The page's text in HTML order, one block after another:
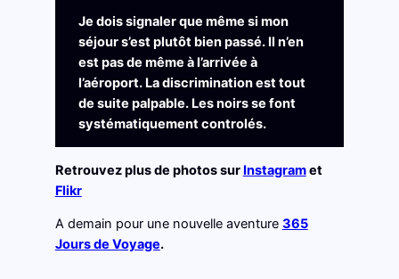
Je dois signaler que même si mon
séjour s’est plutôt bien passé. Il n’en
est pas de même à l’arrivée à
l’aéroport. La discrimination est tout
de suite palpable. Les noirs se font
systématiquement controlés.
Retrouvez plus de photos sur Instagramet
Flikr
A demain pour une nouvelle aventure 365
Jours de Voyage.